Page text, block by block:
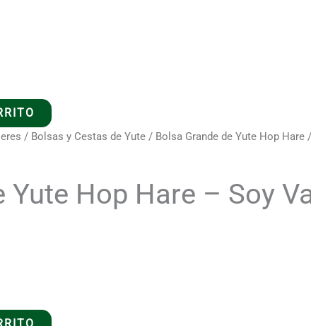
/ Bolsas y Cestas de Yute / Bolsa Grande de Yute Hop Hare
Yute Hop Hare – Soy